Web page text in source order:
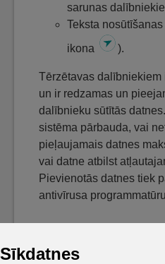
Sīkdatnes
sarunas
Teksta
ikona
).
Tērzētavas
un ir redzamas un
dalībnieku sūtītās
sistēma pārbauda, vai
pieļaujamais datnes
vai datne atbilst
Pievienotās datnes tiek
antivīrusa